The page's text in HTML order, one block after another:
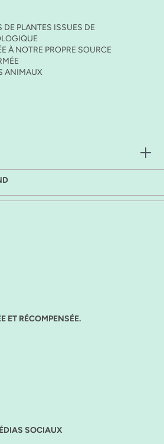
DE PLANTES ISSUES DE
À NOTRE PROPRE SOURCE
ANIMAUX
ET RÉCOMPENSÉE.
SOCIAUX